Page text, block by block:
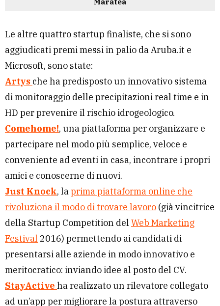
Le altre quattro startup finaliste, che si sono
aggiudicati premi messi in palio da Aruba.it e
Microsoft, sono state:
Artys che ha predisposto un innovativo sistema
di monitoraggio delle precipitazioni real time e in
HD per prevenire il rischio idrogeologico.
Comehome!, una piattaforma per organizzare e
partecipare nel modo più semplice, veloce e
conveniente ad eventi in casa, incontrare i propri
amici e conoscerne di nuovi.
Just Knock, laprima piattaforma online che
rivoluziona il modo di trovare lavoro (già vincitrice
della Startup Competition del Web Marketing
Festival 2016) permettendo ai candidati di
presentarsi alle aziende in modo innovativo e
meritocratico: inviando idee al posto del CV.
StayActive ha realizzato un rilevatore collegato
ad un’app per migliorare la postura attraverso